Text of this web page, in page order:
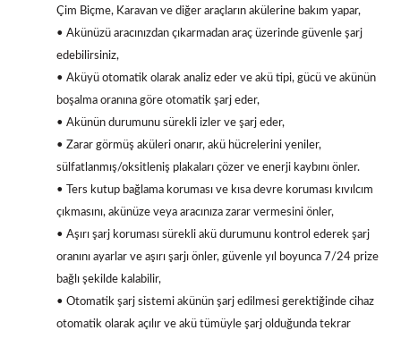
Çim Biçme, Karavan ve diğer araçların akülerine bakım yapar,
• Akünüzü aracınızdan çıkarmadan araç üzerinde güvenle şarj
edebilirsiniz,
• Aküyü otomatik olarak analiz eder ve akü tipi, gücü ve akünün
boşalma oranına göre otomatik şarj eder,
• Akünün durumunu sürekli izler ve şarj eder,
• Zarar görmüş aküleri onarır, akü hücrelerini yeniler,
sülfatlanmış/oksitleniş plakaları çözer ve enerji kaybını önler.
• Ters kutup bağlama koruması ve kısa devre koruması kıvılcım
çıkmasını, akünüze veya aracınıza zarar vermesini önler,
• Aşırı şarj koruması sürekli akü durumunu kontrol ederek şarj
oranını ayarlar ve aşırı şarjı önler, güvenle yıl boyunca 7/24 prize
bağlı şekilde kalabilir,
• Otomatik şarj sistemi akünün şarj edilmesi gerektiğinde cihaz
otomatik olarak açılır ve akü tümüyle şarj olduğunda tekrar